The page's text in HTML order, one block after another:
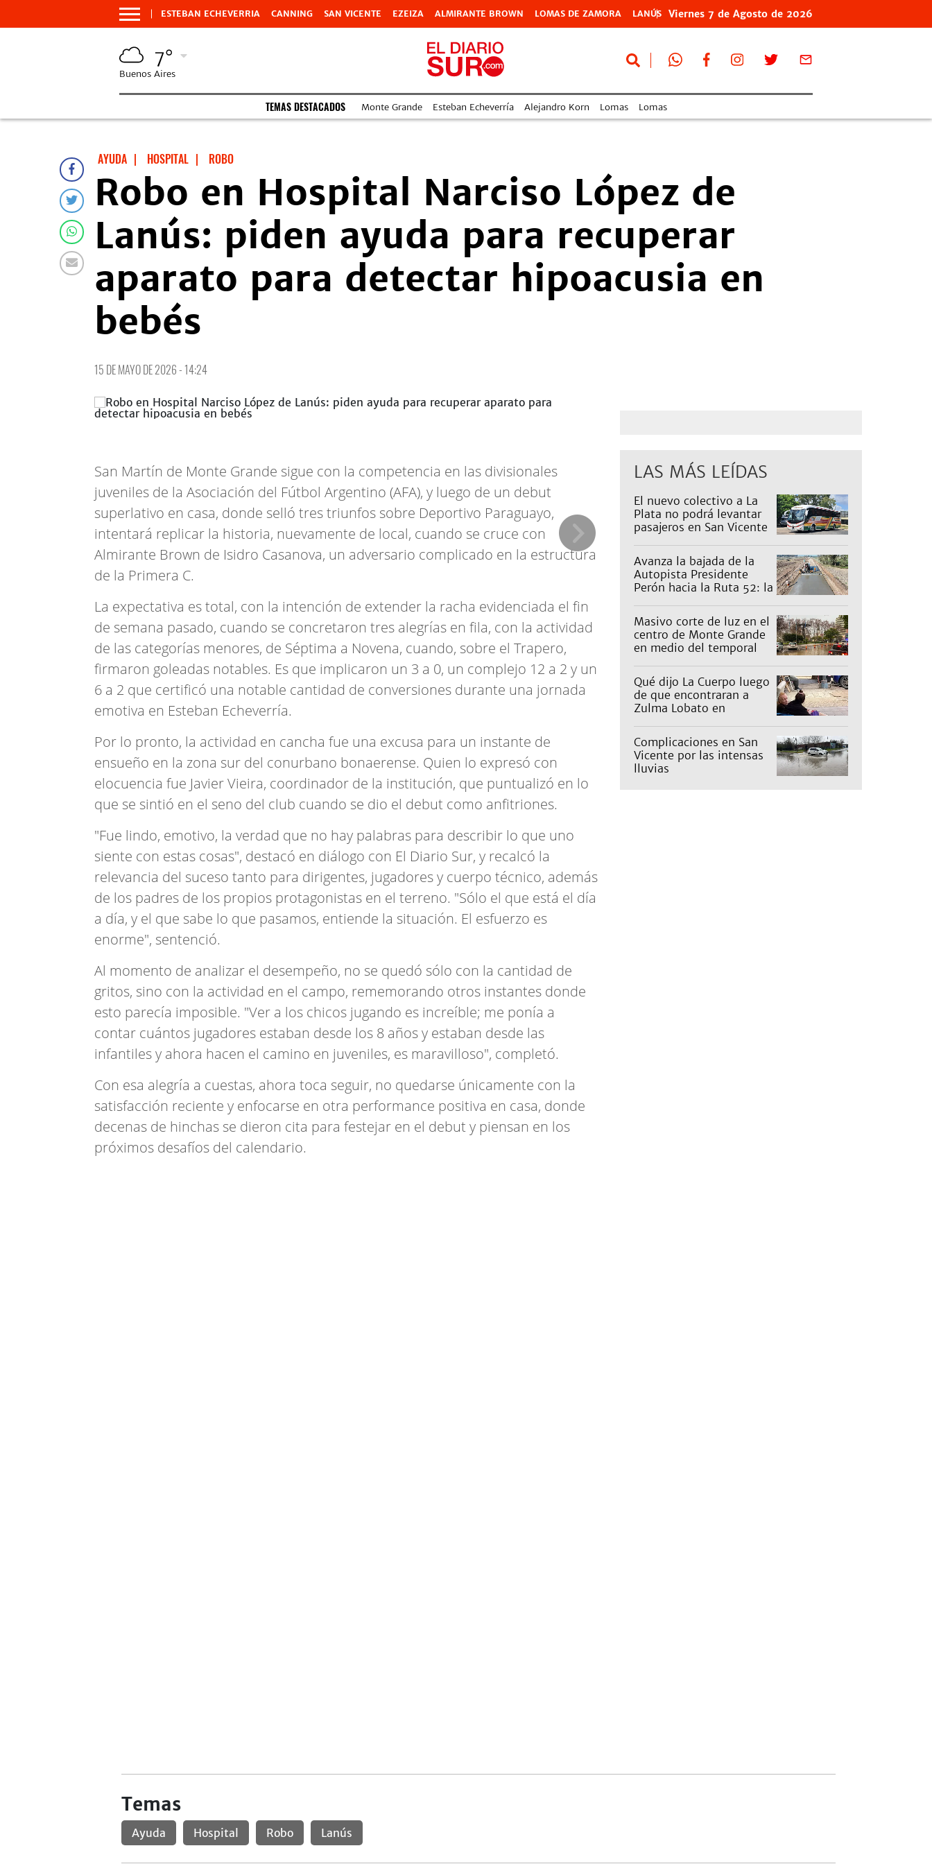
ESTEBAN ECHEVERRIA CANNING SAN VICENTE EZEIZA ALMIRANTE BROWN LOMAS DE ZAMORA LANÚS Viernes 7 de Agosto de 2026
7°
Buenos Aires
TEMAS DESTACADOS Monte Grande Esteban Echeverría Alejandro Korn Lomas Lomas
AYUDA | HOSPITAL | ROBO
Robo en Hospital Narciso López de
Lanús: piden ayuda para recuperar
aparato para detectar hipoacusia en
bebés
15 DE MAYO DE 2026 - 14:24
San Martín de Monte Grande sigue con la competencia en las divisionales
juveniles de la Asociación del Fútbol Argentino (AFA), y luego de un debut
superlativo en casa, donde selló tres triunfos sobre Deportivo Paraguayo,
intentará replicar la historia, nuevamente de local, cuando se cruce con
Almirante Brown de Isidro Casanova, un adversario complicado en la estructura
de la Primera C.
La expectativa es total, con la intención de extender la racha evidenciada el fin
de semana pasado, cuando se concretaron tres alegrías en fila, con la actividad
de las categorías menores, de Séptima a Novena, cuando, sobre el Trapero,
firmaron goleadas notables. Es que implicaron un 3 a 0, un complejo 12 a 2 y un
6 a 2 que certificó una notable cantidad de conversiones durante una jornada
emotiva en Esteban Echeverría.
Por lo pronto, la actividad en cancha fue una excusa para un instante de
ensueño en la zona sur del conurbano bonaerense. Quien lo expresó con
elocuencia fue Javier Vieira, coordinador de la institución, que puntualizó en lo
que se sintió en el seno del club cuando se dio el debut como anfitriones.
"Fue lindo, emotivo, la verdad que no hay palabras para describir lo que uno
siente con estas cosas", destacó en diálogo con El Diario Sur, y recalcó la
relevancia del suceso tanto para dirigentes, jugadores y cuerpo técnico, además
de los padres de los propios protagonistas en el terreno. "Sólo el que está el día
a día, y el que sabe lo que pasamos, entiende la situación. El esfuerzo es
enorme", sentenció.
Al momento de analizar el desempeño, no se quedó sólo con la cantidad de
gritos, sino con la actividad en el campo, rememorando otros instantes donde
esto parecía imposible. "Ver a los chicos jugando es increíble; me ponía a
contar cuántos jugadores estaban desde los 8 años y estaban desde las
infantiles y ahora hacen el camino en juveniles, es maravilloso", completó.
Con esa alegría a cuestas, ahora toca seguir, no quedarse únicamente con la
satisfacción reciente y enfocarse en otra performance positiva en casa, donde
decenas de hinchas se dieron cita para festejar en el debut y piensan en los
próximos desafíos del calendario.
LAS MÁS LEÍDAS
El nuevo colectivo a La
Plata no podrá levantar
pasajeros en San Vicente
Avanza la bajada de la
Autopista Presidente
Perón hacia la Ruta 52: la
Masivo corte de luz en el
centro de Monte Grande
en medio del temporal
Qué dijo La Cuerpo luego
de que encontraran a
Zulma Lobato en
Complicaciones en San
Vicente por las intensas
lluvias
Temas
Ayuda Hospital Robo Lanús